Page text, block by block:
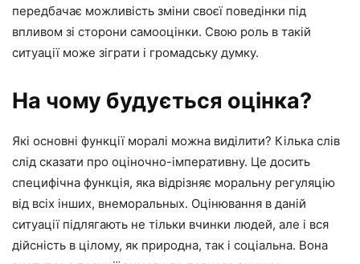
передбачає можливість зміни своєї поведінки під
впливом зі сторони самооцінки. Свою роль в такій
ситуації може зіграти і громадську думку.
На чому будується оцінка?
Які основні функції моралі можна виділити? Кілька слів
слід сказати про оціночно-імперативну. Це досить
специфічна функція, яка відрізняє моральну регуляцію
від всіх інших, внеморальных. Оцінювання в даній
ситуації підлягають не тільки вчинки людей, але і вся
дійсність в цілому, як природна, так і соціальна. Вона